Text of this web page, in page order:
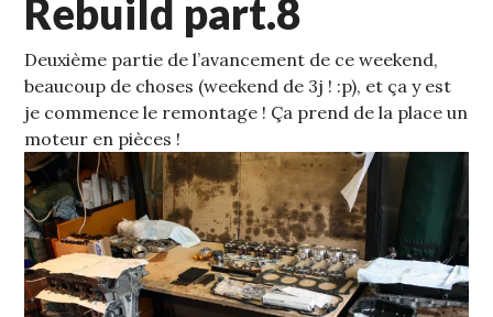
Rebuild part.8
Deuxième partie de l’avancement de ce weekend,
beaucoup de choses (weekend de 3j ! :p), et ça y est
je commence le remontage ! Ça prend de la place un
moteur en pièces !